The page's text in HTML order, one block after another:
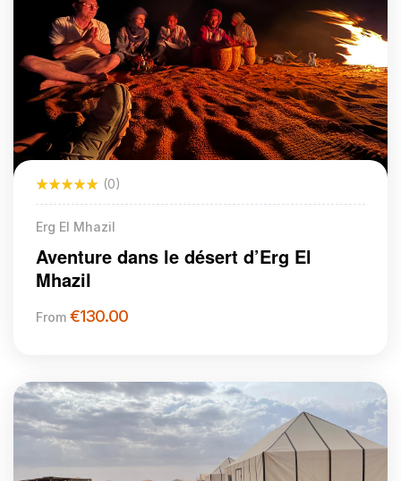
(0)
Erg El Mhazil
Aventure dans le désert d’Erg El
Mhazil
From €130.00